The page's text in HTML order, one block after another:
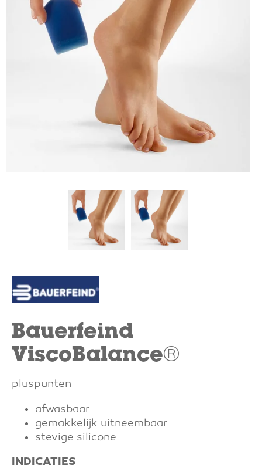
Bauerfeind
ViscoBalance®
pluspunten
afwasbaar
gemakkelijk uitneembaar
stevige silicone
INDICATIES